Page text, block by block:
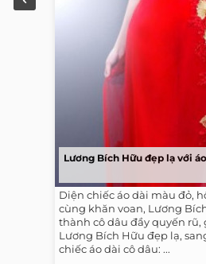
Lương Bích Hữu đẹp lạ với
Diện chiếc áo dài màu đỏ,
cùng khăn voan, Lương
thành cô dâu đầy quyến rũ,
Lương Bích Hữu đẹp lạ,
chiếc áo dài cô dâu: ...